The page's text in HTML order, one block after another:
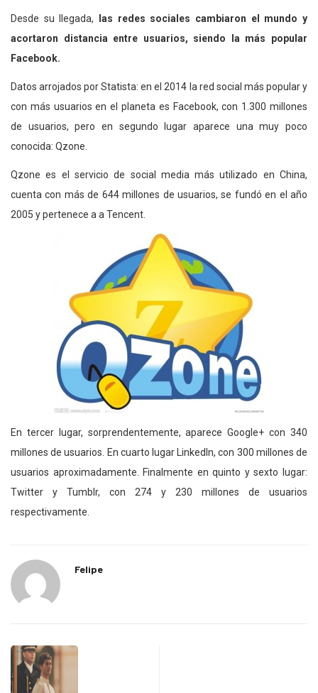
Desde su llegada,
las redes sociales cambiaron el mundo y
acortaron distancia entre usuarios, siendo la más popular
Facebook.
Datos arrojados por Statista: en el 2014 la red social más popular y
con más usuarios en el planeta es Facebook, con 1.300 millones
de usuarios, pero en segundo lugar aparece una muy poco
conocida: Qzone.
Qzone es el servicio de social media más utilizado en China,
cuenta con más de 644 millones de usuarios, se fundó en el año
2005 y pertenece a a Tencent.
En tercer lugar, sorprendentemente, aparece Google+ con 340
millones de usuarios. En cuarto lugar LinkedIn, con 300 millones de
usuarios aproximadamente. Finalmente en quinto y sexto lugar:
Twitter y Tumblr, con 274 y 230 millones de usuarios
respectivamente.
Felipe